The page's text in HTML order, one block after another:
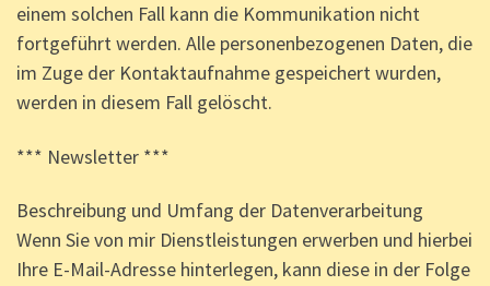
einem solchen Fall kann die Kommunikation nicht
fortgeführt werden. Alle personenbezogenen Daten, die
im Zuge der Kontaktaufnahme gespeichert wurden,
werden in diesem Fall gelöscht.
*** Newsletter ***
Beschreibung und Umfang der Datenverarbeitung
Wenn Sie von mir Dienstleistungen erwerben und hierbei
Ihre E-Mail-Adresse hinterlegen, kann diese in der Folge